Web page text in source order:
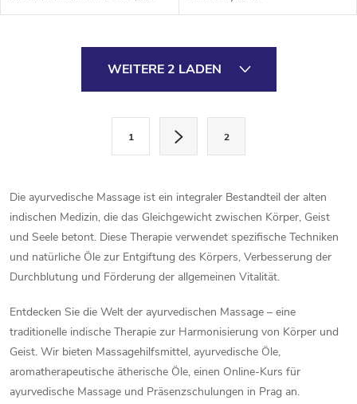
Muskeln zu erwärmen und zu
Vitalität der Haut. Geeignet
e
r
e
l
e
m
e
WEITERE 2 LADEN
i
n
i
e
r
u
n
g
1 2
Die ayurvedische Massage ist ein integraler Bestandteil der alten
indischen Medizin, die das Gleichgewicht zwischen Körper, Geist
und Seele betont. Diese Therapie verwendet spezifische Techniken
und natürliche Öle zur Entgiftung des Körpers, Verbesserung der
Durchblutung und Förderung der allgemeinen Vitalität.
Entdecken Sie die Welt der ayurvedischen Massage – eine
traditionelle indische Therapie zur Harmonisierung von Körper und
Geist. Wir bieten Massagehilfsmittel, ayurvedische Öle,
aromatherapeutische ätherische Öle, einen Online-Kurs für
ayurvedische Massage und Präsenzschulungen in Prag an.